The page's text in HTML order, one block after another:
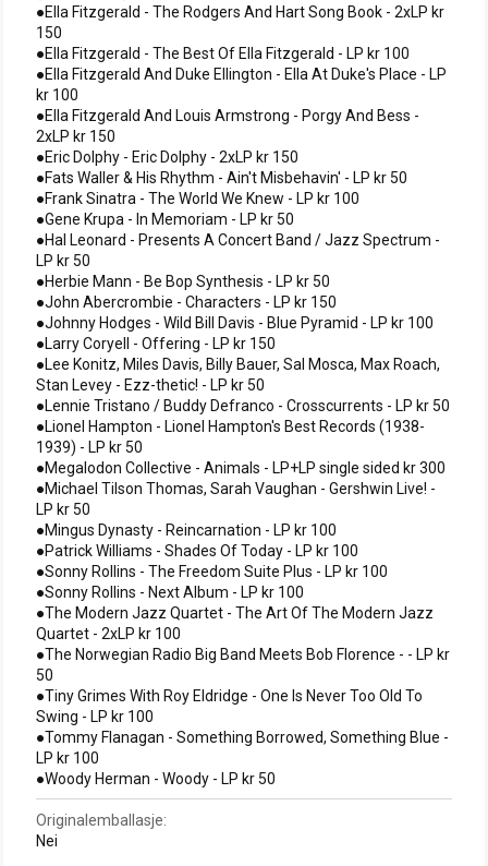
●Ella Fitzgerald - The Rodgers And Hart Song Book - 2xLP kr
150
●Ella Fitzgerald - The Best Of Ella Fitzgerald - LP kr 100
●Ella Fitzgerald And Duke Ellington - Ella At Duke's Place - LP
kr 100
●Ella Fitzgerald And Louis Armstrong - Porgy And Bess -
2xLP kr 150
●Eric Dolphy - Eric Dolphy - 2xLP kr 150
●Fats Waller & His Rhythm - Ain't Misbehavin' - LP kr 50
●Frank Sinatra - The World We Knew - LP kr 100
●Gene Krupa - In Memoriam - LP kr 50
●Hal Leonard - Presents A Concert Band / Jazz Spectrum -
LP kr 50
●Herbie Mann - Be Bop Synthesis - LP kr 50
●John Abercrombie - Characters - LP kr 150
●Johnny Hodges - Wild Bill Davis - Blue Pyramid - LP kr 100
●Larry Coryell - Offering - LP kr 150
●Lee Konitz, Miles Davis, Billy Bauer, Sal Mosca, Max Roach,
Stan Levey - Ezz-thetic! - LP kr 50
●Lennie Tristano / Buddy Defranco - Crosscurrents - LP kr 50
●Lionel Hampton - Lionel Hampton's Best Records (1938-
1939) - LP kr 50
●Megalodon Collective - Animals - LP+LP single sided kr 300
●Michael Tilson Thomas, Sarah Vaughan - Gershwin Live! -
LP kr 50
●Mingus Dynasty - Reincarnation - LP kr 100
●Patrick Williams - Shades Of Today - LP kr 100
●Sonny Rollins - The Freedom Suite Plus - LP kr 100
●Sonny Rollins - Next Album - LP kr 100
●The Modern Jazz Quartet - The Art Of The Modern Jazz
Quartet - 2xLP kr 100
●The Norwegian Radio Big Band Meets Bob Florence - - LP kr
50
●Tiny Grimes With Roy Eldridge - One Is Never Too Old To
Swing - LP kr 100
●Tommy Flanagan - Something Borrowed, Something Blue -
LP kr 100
●Woody Herman - Woody - LP kr 50
Originalemballasje
Nei